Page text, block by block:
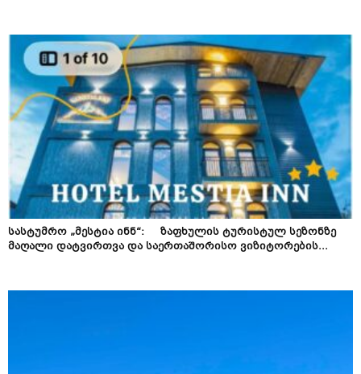
სასტუმრო „მესტია ინნ“: ზაფხულის ტურისტულ სეზონზე
მაღალი დატვირთვა და საერთაშორისო ვიზიტორების...